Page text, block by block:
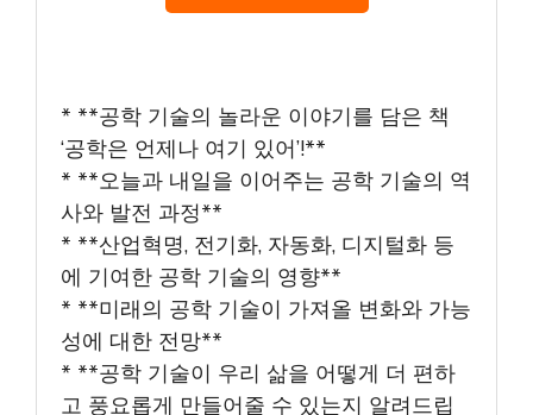
* **공학 기술의 놀라운 이야기를 담은 책
‘공학은 언제나 여기 있어’!**
* **오늘과 내일을 이어주는 공학 기술의 역
사와 발전 과정**
* **산업혁명, 전기화, 자동화, 디지털화 등
에 기여한 공학 기술의 영향**
* **미래의 공학 기술이 가져올 변화와 가능
성에 대한 전망**
* **공학 기술이 우리 삶을 어떻게 더 편하
고 풍요롭게 만들어줄 수 있는지 알려드립